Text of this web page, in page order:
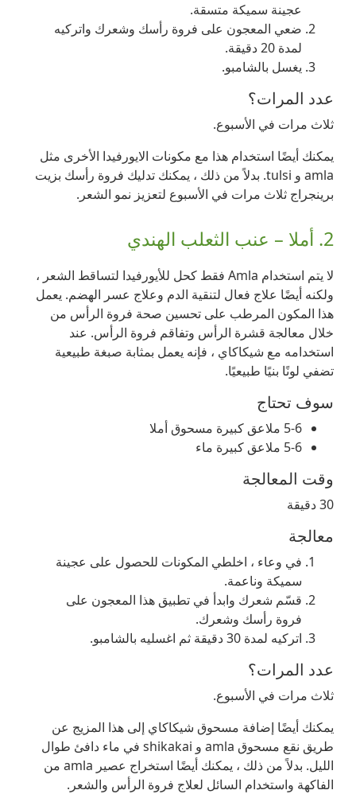
عجينة سميكة متسقة.
ضعي المعجون على فروة رأسك وشعرك واتركيه
لمدة 20 دقيقة.
يغسل بالشامبو.
عدد المرات؟
ثلاث مرات في الأسبوع.
يمكنك أيضًا استخدام هذا مع مكونات الايورفيدا الأخرى مثل
amla و tulsi. بدلاً من ذلك ، يمكنك تدليك فروة رأسك بزيت
برينجراج ثلاث مرات في الأسبوع لتعزيز نمو الشعر.
2. أملا – عنب الثعلب الهندي
لا يتم استخدام Amla فقط كحل للأيورفيدا لتساقط الشعر ،
ولكنه أيضًا علاج فعال لتنقية الدم وعلاج عسر الهضم. يعمل
هذا المكون المرطب على تحسين صحة فروة الرأس من
خلال معالجة قشرة الرأس وتفاقم فروة الرأس. عند
استخدامه مع شيكاكاي ، فإنه يعمل بمثابة صبغة طبيعية
تضفي لونًا بنيًا طبيعيًا.
سوف تحتاج
5-6 ملاعق كبيرة مسحوق أملا
5-6 ملاعق كبيرة ماء
وقت المعالجة
30 دقيقة
معالجة
في وعاء ، اخلطي المكونات للحصول على عجينة
سميكة وناعمة.
قسّم شعرك وابدأ في تطبيق هذا المعجون على
فروة رأسك وشعرك.
اتركيه لمدة 30 دقيقة ثم اغسليه بالشامبو.
عدد المرات؟
ثلاث مرات في الأسبوع.
يمكنك أيضًا إضافة مسحوق شيكاكاي إلى هذا المزيج عن
طريق نقع مسحوق amla و shikakai في ماء دافئ طوال
الليل. بدلاً من ذلك ، يمكنك أيضًا استخراج عصير amla من
الفاكهة واستخدام السائل لعلاج فروة الرأس والشعر.